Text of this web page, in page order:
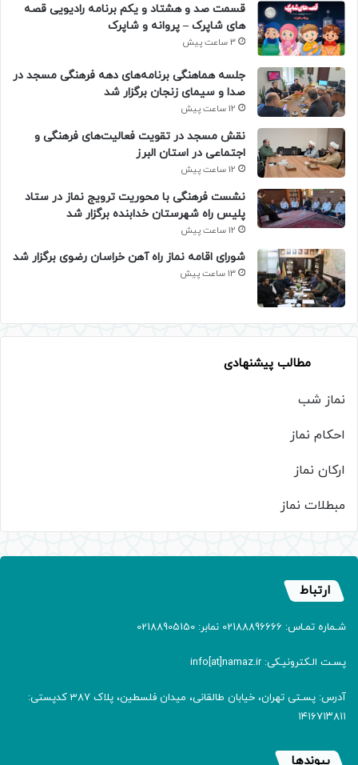
قسمت صد و هشتاد و یکم برنامه رادیویی قصه
های شاپرک – پروانه و شاپرک
3 ساعت پیش
جلسه هماهنگی برنامه‌های دهه فرهنگی مسجد در
صدا و سیمای زنجان برگزار شد
12 ساعت پیش
نقش مسجد در تقویت فعالیت‌های فرهنگی و
اجتماعی در استان البرز
12 ساعت پیش
نشست فرهنگی با محوریت ترویج نماز در ستاد
پلیس راه شهرستان خدابنده برگزار شد
12 ساعت پیش
شورای اقامه نماز راه آهن خراسان رضوی برگزار شد
13 ساعت پیش
مطالب پیشنهادی
نماز شب
احکام نماز
ارکان نماز
مبطلات نماز
ارتباط
شـماره تمـاس: 02188896666 نمابر: 02188905150
پسـت الـکترونیـکی: info[at]namaz.ir
آدرس: پسـتی تهران، خیابان طالقانی، میدان فلسطین، پلاک 387 کدپستی:
۱۴۱۶۷۱۳۸۱۱